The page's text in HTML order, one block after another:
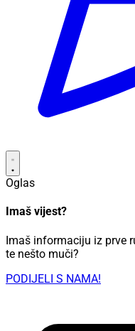
Oglas
Imaš vijest?
Imaš informaciju iz prve
te nešto muči?
PODIJELI S NAMA!